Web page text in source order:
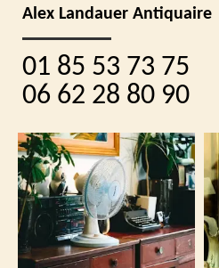
Alex Landauer Antiquaire
01 85 53 73 75
06 62 28 80 90